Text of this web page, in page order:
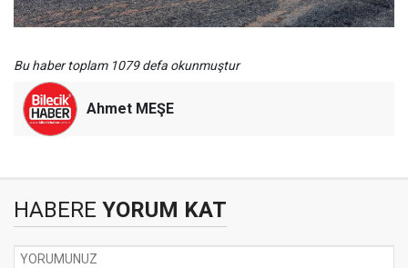
Bu haber toplam 1079 defa okunmuştur
Ahmet MEŞE
HABERE YORUM KAT